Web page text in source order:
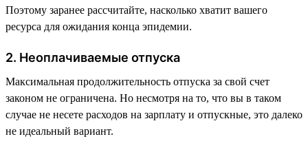
Поэтому заранее рассчитайте, насколько хватит вашего
ресурса для ожидания конца эпидемии.
2. Неоплачиваемые отпуска
Максимальная продолжительность отпуска за свой счет
законом не ограничена. Но несмотря на то, что вы в таком
случае не несете расходов на зарплату и отпускные, это далеко
не идеальный вариант.